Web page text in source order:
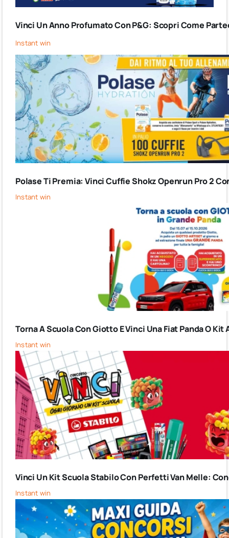
Vinci Un Anno Profumato Con P&G: Scopri Come
Instant win
Polase Ti Premia: Vinci Cuffie Shokz Openrun Pro 2
Instant win
Torna A Scuola Con Giotto E Vinci Una Fiat Panda O
Instant win
Vinci Un Kit Scuola Stabilo Con Perfetti Van Melle:
Instant win